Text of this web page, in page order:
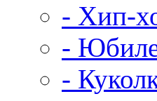
- Хип-
-
-